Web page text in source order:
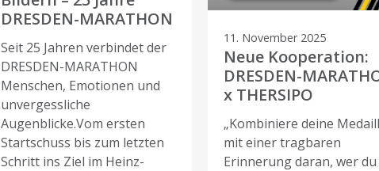
DRESDEN-MARATHON
Seit 25 Jahren verbindet der
DRESDEN-MARATHON
Menschen, Emotionen und
unvergessliche
Augenblicke.Vom ersten
Startschuss bis zum letzten
Schritt ins Ziel im Heinz-
11. November 2025
Neue Kooperation:
DRESDEN-
x THERSIPO
„Kombiniere deine
mit einer tragbaren
Erinnerung daran, wer du